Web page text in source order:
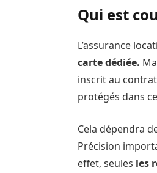
Qui est
L’assurance
carte dédiée.
inscrit au
protégés dans
Cela dépendra
Précision
effet, seules les